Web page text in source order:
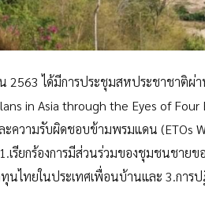
2563 ได้มีการประชุมสหประชาชาติผ่
in Asia through the Eyes of
ความรับผิดชอบข้ามพรมแดน (ETOs
เรียกร้องการมีส่วนร่วมของชุมชนชา
นไทยในประเทศเพื่อนบ้านและ 3.ก